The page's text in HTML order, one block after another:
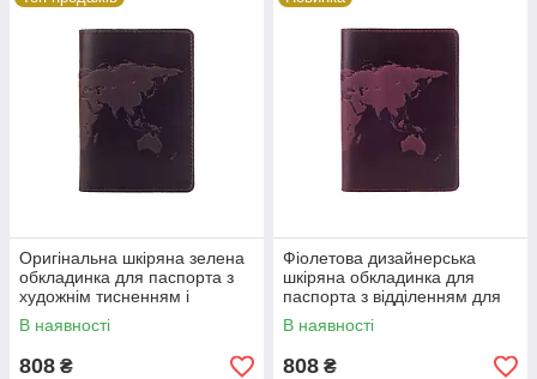
Оригінальна шкіряна зелена
обкладинка для паспорта з
художнім тисненням і
відділенням під банківські
картки
В наявності
808 ₴
Фіолетова дизайнерська
шкіряна обкладинка для
паспорта з відділенням для
карток, колекція "World Map"
В наявності
808 ₴